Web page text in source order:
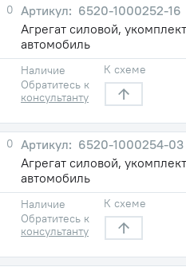
0
6520-1000252-16
Агрегат силовой,
автомобиль
Наличие
Обратитесь к
консультанту
К схеме
0
6520-1000254-03
Агрегат силовой,
автомобиль
Наличие
Обратитесь к
консультанту
К схеме